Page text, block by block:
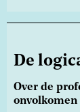
De
Over de
onvolkomen